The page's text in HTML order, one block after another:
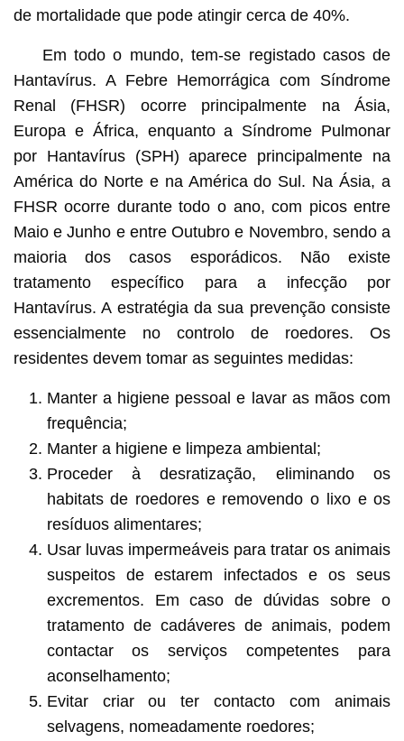
de mortalidade que pode atingir cerca de 40%.
Em todo o mundo, tem-se registado casos de
Hantavírus. A Febre Hemorrágica com Síndrome
Renal (FHSR) ocorre principalmente na Ásia,
Europa e África, enquanto a Síndrome Pulmonar
por Hantavírus (SPH) aparece principalmente na
América do Norte e na América do Sul. Na Ásia, a
FHSR ocorre durante todo o ano, com picos entre
Maio e Junho e entre Outubro e Novembro, sendo a
maioria dos casos esporádicos. Não existe
tratamento específico para a infecção por
Hantavírus. A estratégia da sua prevenção consiste
essencialmente no controlo de roedores. Os
residentes devem tomar as seguintes medidas:
Manter a higiene pessoal e lavar as mãos com
frequência;
Manter a higiene e limpeza ambiental;
Proceder à desratização, eliminando os
habitats de roedores e removendo o lixo e os
resíduos alimentares;
Usar luvas impermeáveis para tratar os animais
suspeitos de estarem infectados e os seus
excrementos. Em caso de dúvidas sobre o
tratamento de cadáveres de animais, podem
contactar os serviços competentes para
aconselhamento;
Evitar criar ou ter contacto com animais
selvagens, nomeadamente roedores;